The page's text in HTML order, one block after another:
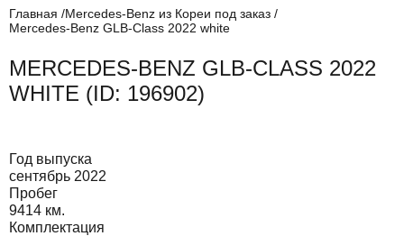
нами по официальнымконтактам, указанным в соц сетях
и на сайте
Главная
Mercedes-Benz из Кореи под заказ
Mercedes-Benz GLB-Class 2022 white
MERCEDES-BENZ GLB-CLASS 2022
WHITE (ID: 196902)
Год выпуска
сентябрь 2022
Пробег
9414 км.
Комплектация